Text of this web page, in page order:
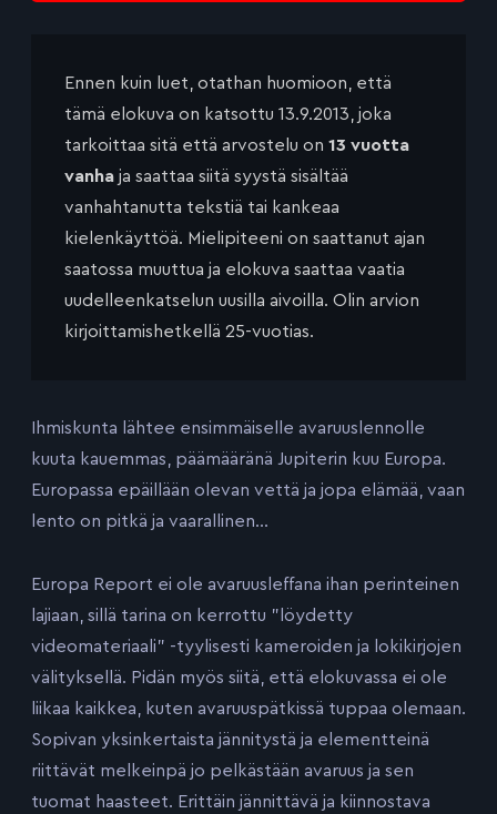
Ennen kuin luet, otathan huomioon, että
tämä elokuva on katsottu 13.9.2013, joka
tarkoittaa sitä että arvostelu on 13 vuotta
vanha ja saattaa siitä syystä sisältää
vanhahtanutta tekstiä tai kankeaa
kielenkäyttöä. Mielipiteeni on saattanut ajan
saatossa muuttua ja elokuva saattaa vaatia
uudelleenkatselun uusilla aivoilla. Olin arvion
kirjoittamishetkellä 25-vuotias.
Ihmiskunta lähtee ensimmäiselle avaruuslennolle
kuuta kauemmas, päämääränä Jupiterin kuu Europa.
Europassa epäillään olevan vettä ja jopa elämää, vaan
lento on pitkä ja vaarallinen…
Europa Report ei ole avaruusleffana ihan perinteinen
lajiaan, sillä tarina on kerrottu ”löydetty
videomateriaali” -tyylisesti kameroiden ja lokikirjojen
välityksellä. Pidän myös siitä, että elokuvassa ei ole
liikaa kaikkea, kuten avaruuspätkissä tuppaa olemaan.
Sopivan yksinkertaista jännitystä ja elementteinä
riittävät melkeinpä jo pelkästään avaruus ja sen
tuomat haasteet. Erittäin jännittävä ja kiinnostava